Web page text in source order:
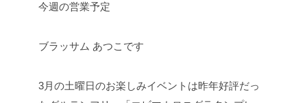
今週の営業予定
ブラッサム あつこです
3月の土曜日のお楽しみイベントは昨年好評だっ